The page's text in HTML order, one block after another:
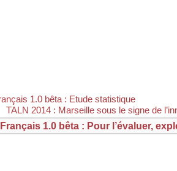
1.0 bêta : Etude statistique
TALN 2014 : Marseille sous le signe de
1.0 bêta : Pour l’évaluer,